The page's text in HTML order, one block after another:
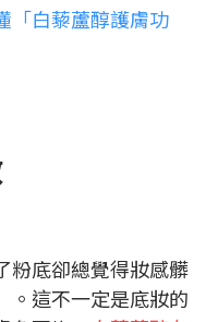
「白藜蘆醇護膚功
粉底卻總覺得妝感髒
。這不一定是底妝的